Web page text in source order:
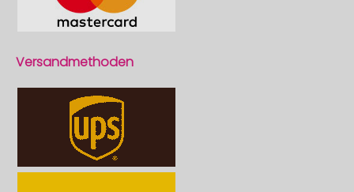
Versandmethoden